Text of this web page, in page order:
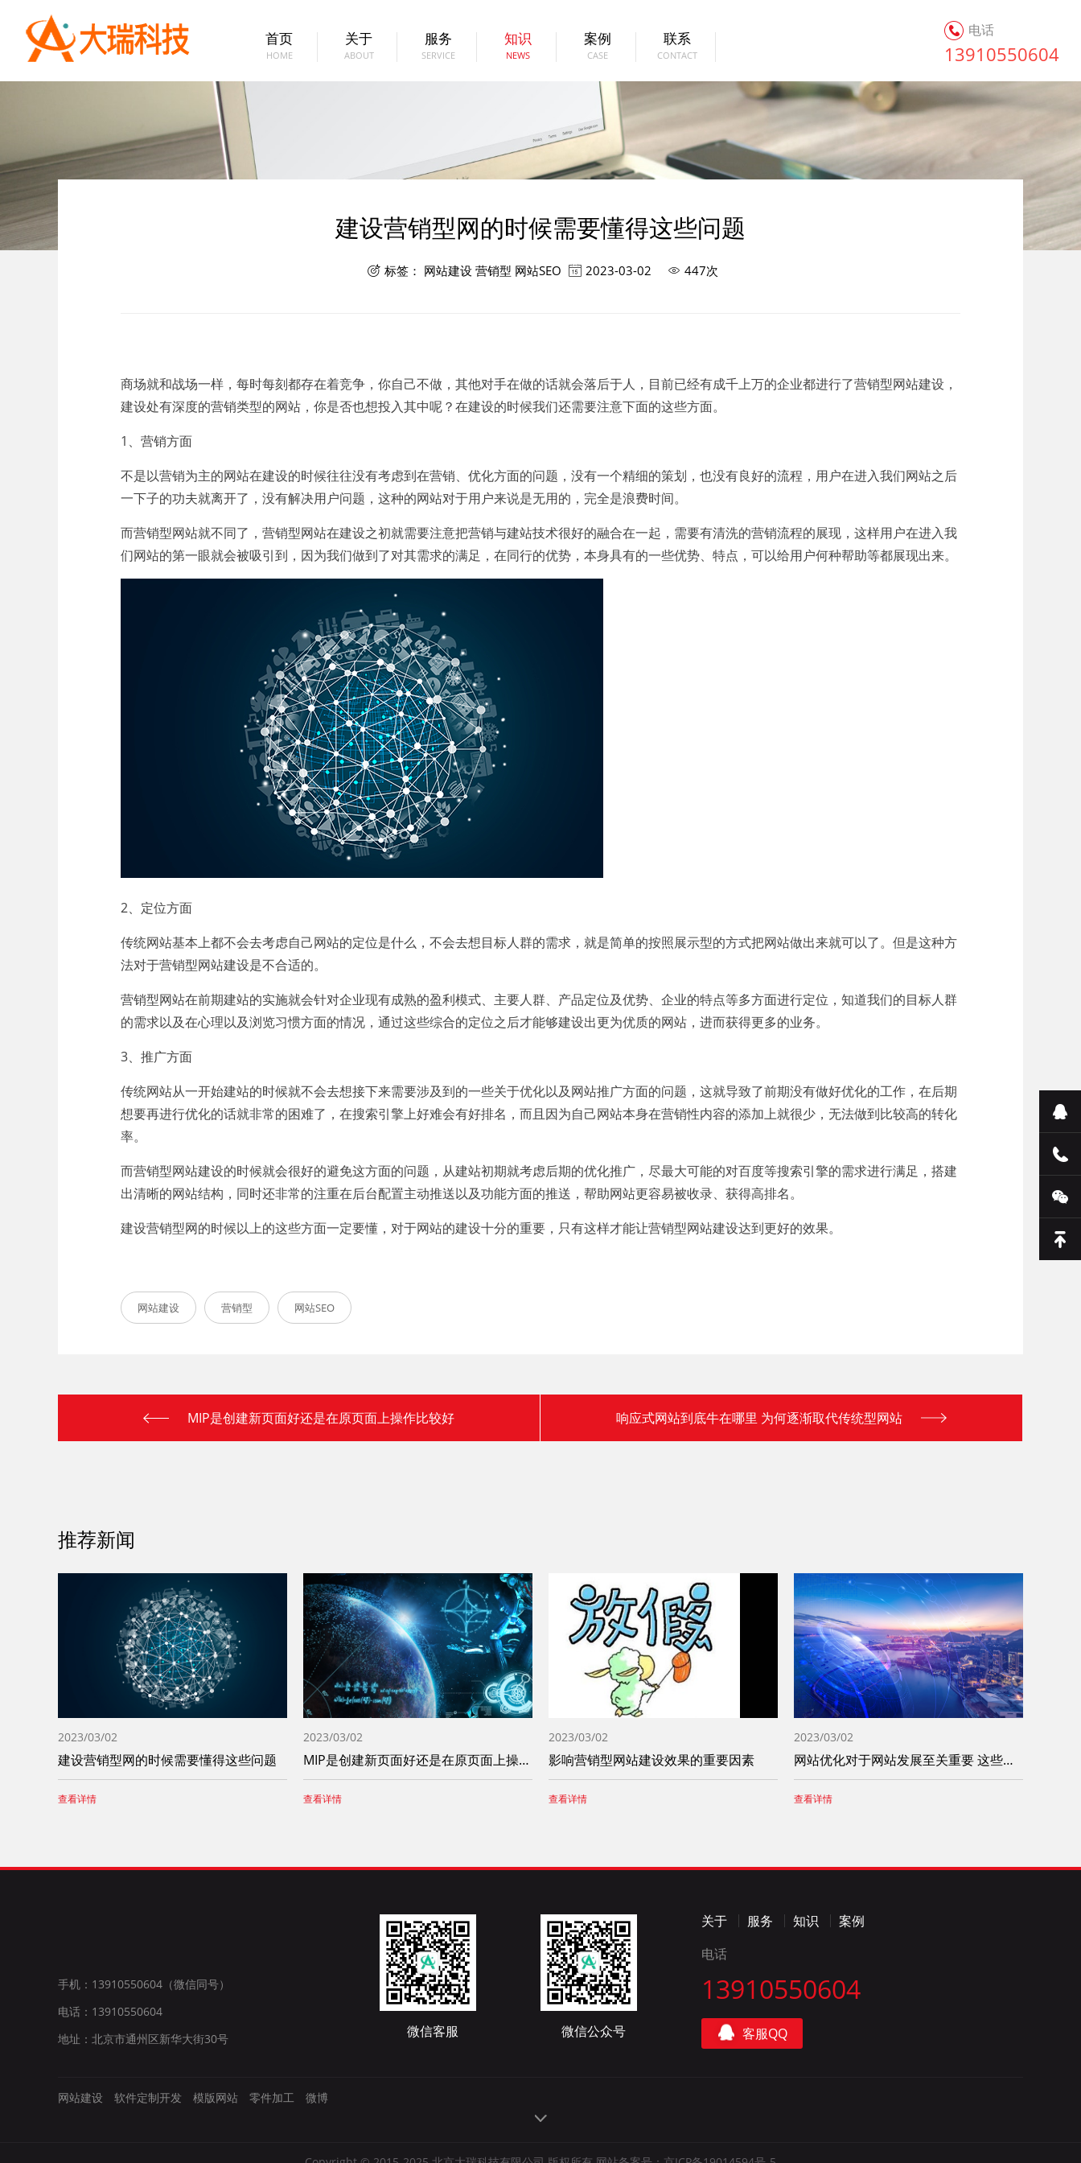
首页
HOME
关于
ABOUT
服务
SERVICE
知识
NEWS
案例
CASE
联系
CONTACT
电话
13910550604
建设营销型网的时候需要懂得这些问题
 标签： 网站建设 营销型 网站SEO  2023-03-02  447次
商场就和战场一样，每时每刻都存在着竞争，你自己不做，其他对手在做的话就会落后于人，目前已经有成千上万的企业都进行了营销型网站建设，
建设处有深度的营销类型的网站，你是否也想投入其中呢？在建设的时候我们还需要注意下面的这些方面。
1、营销方面
不是以营销为主的网站在建设的时候往往没有考虑到在营销、优化方面的问题，没有一个精细的策划，也没有良好的流程，用户在进入我们网站之后
一下子的功夫就离开了，没有解决用户问题，这种的网站对于用户来说是无用的，完全是浪费时间。
而营销型网站就不同了，营销型网站在建设之初就需要注意把营销与建站技术很好的融合在一起，需要有清洗的营销流程的展现，这样用户在进入我
们网站的第一眼就会被吸引到，因为我们做到了对其需求的满足，在同行的优势，本身具有的一些优势、特点，可以给用户何种帮助等都展现出来。
2、定位方面
传统网站基本上都不会去考虑自己网站的定位是什么，不会去想目标人群的需求，就是简单的按照展示型的方式把网站做出来就可以了。但是这种方
法对于营销型网站建设是不合适的。
营销型网站在前期建站的实施就会针对企业现有成熟的盈利模式、主要人群、产品定位及优势、企业的特点等多方面进行定位，知道我们的目标人群
的需求以及在心理以及浏览习惯方面的情况，通过这些综合的定位之后才能够建设出更为优质的网站，进而获得更多的业务。
3、推广方面
传统网站从一开始建站的时候就不会去想接下来需要涉及到的一些关于优化以及网站推广方面的问题，这就导致了前期没有做好优化的工作，在后期
想要再进行优化的话就非常的困难了，在搜索引擎上好难会有好排名，而且因为自己网站本身在营销性内容的添加上就很少，无法做到比较高的转化
率。
而营销型网站建设的时候就会很好的避免这方面的问题，从建站初期就考虑后期的优化推广，尽最大可能的对百度等搜索引擎的需求进行满足，搭建
出清晰的网站结构，同时还非常的注重在后台配置主动推送以及功能方面的推送，帮助网站更容易被收录、获得高排名。
建设营销型网的时候以上的这些方面一定要懂，对于网站的建设十分的重要，只有这样才能让营销型网站建设达到更好的效果。
网站建设 营销型 网站SEO
MIP是创建新页面好还是在原页面上操作比较好 响应式网站到底牛在哪里 为何逐渐取代传统型网站
推荐新闻
2023/03/02
建设营销型网的时候需要懂得这些问题
查看详情
2023/03/02
MIP是创建新页面好还是在原页面上操作比
查看详情
2023/03/02
影响营销型网站建设效果的重要因素
查看详情
2023/03/02
网站优化对于网站发展至关重要 这些问题一
查看详情
手机：13910550604（微信同号）
电话：13910550604
地址：北京市通州区新华大街30号
微信客服 微信公众号
关于 服务 知识
案例
电话
13910550604
客服QQ
网站建设 软件定制开发 模版网站 零件加工 微博